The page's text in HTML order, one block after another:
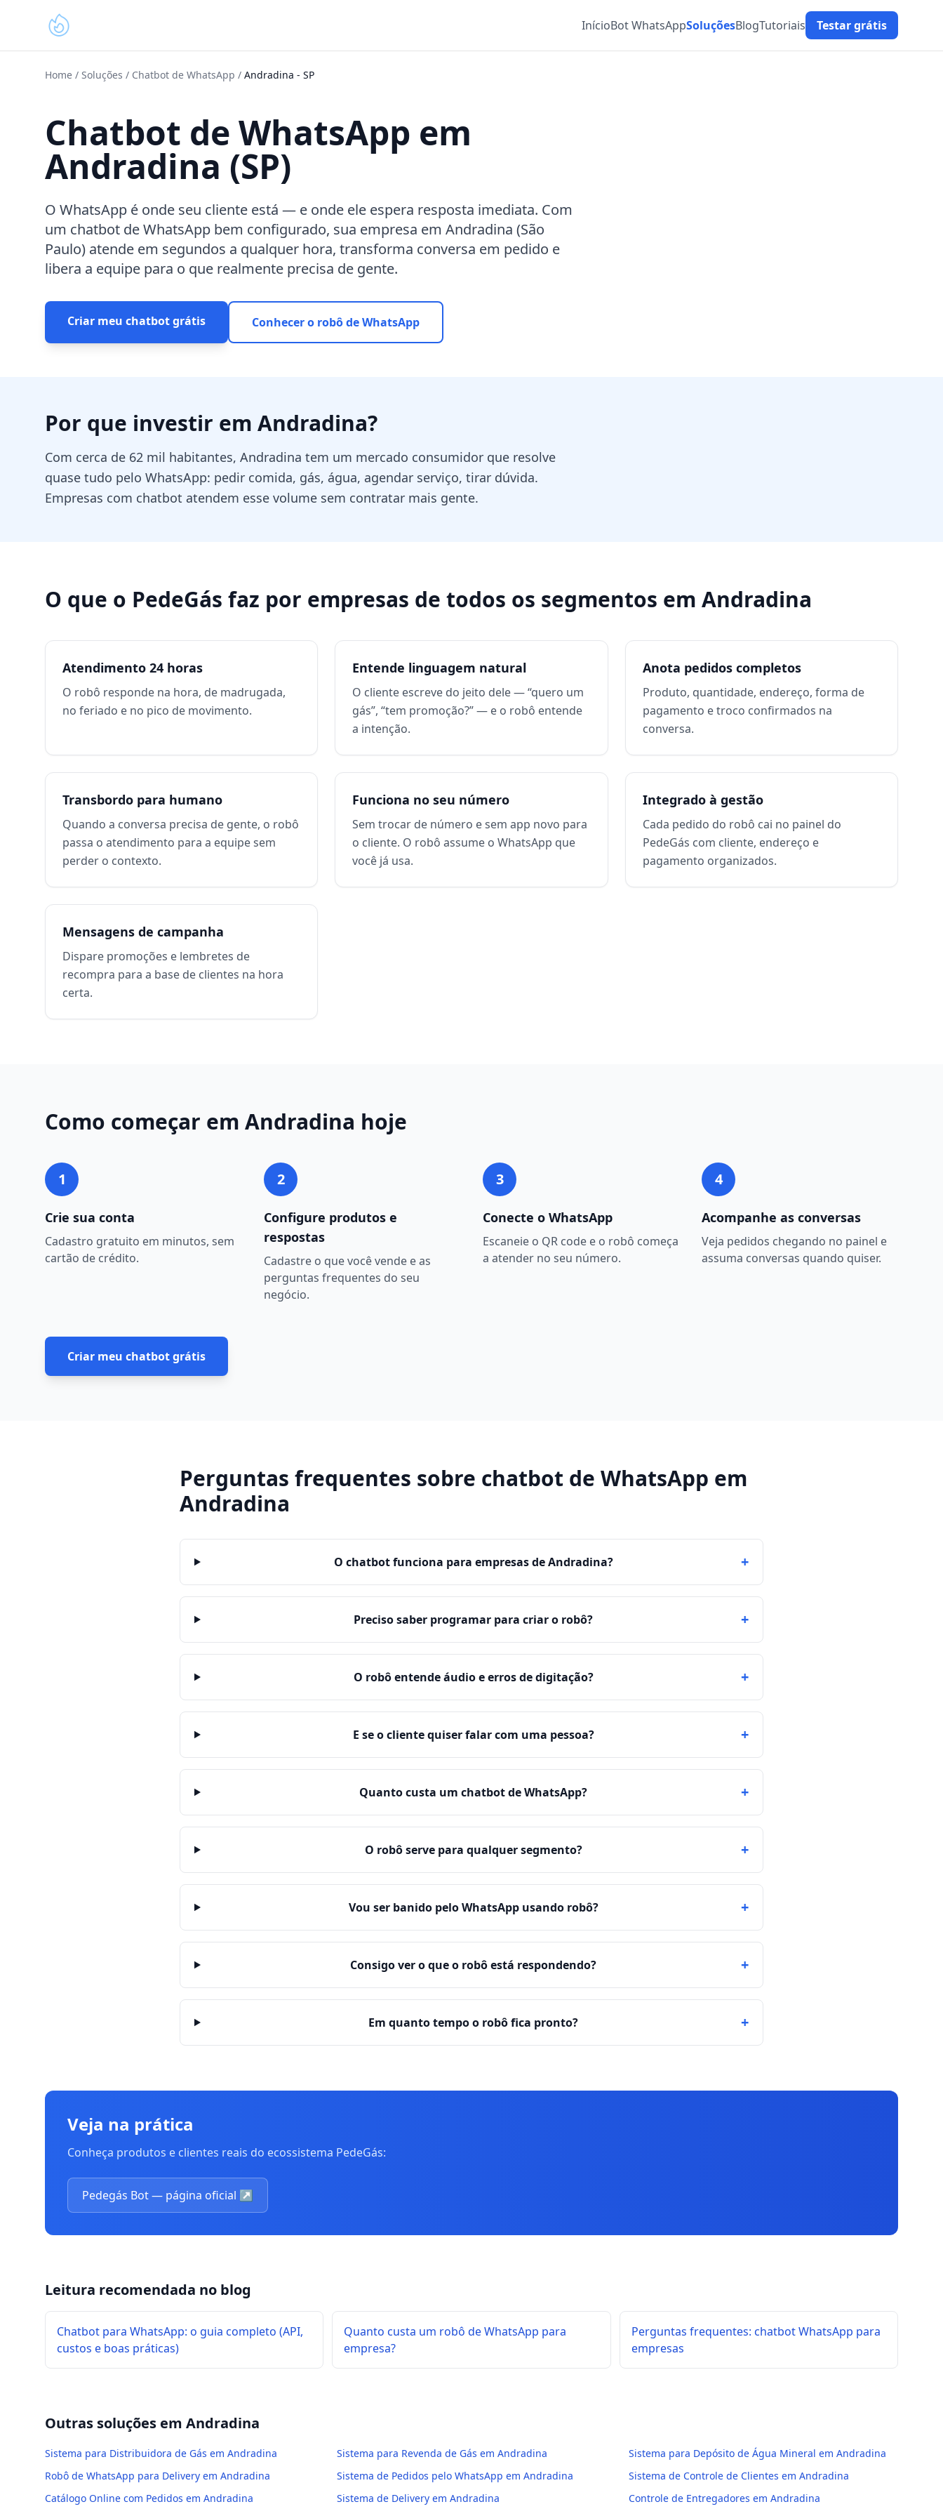
InícioBot WhatsAppSoluçõesBlogTutoriais Testar grátis
Home / Soluções / Chatbot de WhatsApp / Andradina - SP
Chatbot de WhatsApp em
Andradina (SP)
O WhatsApp é onde seu cliente está — e onde ele espera resposta imediata. Com
um chatbot de WhatsApp bem configurado, sua empresa em Andradina (São
Paulo) atende em segundos a qualquer hora, transforma conversa em pedido e
libera a equipe para o que realmente precisa de gente.
Criar meu chatbot grátis Conhecer o robô de WhatsApp
Por que investir em Andradina?
Com cerca de 62 mil habitantes, Andradina tem um mercado consumidor que resolve
quase tudo pelo WhatsApp: pedir comida, gás, água, agendar serviço, tirar dúvida.
Empresas com chatbot atendem esse volume sem contratar mais gente.
O que o PedeGás faz por empresas de todos os segmentos em Andradina
Atendimento 24 horas
O robô responde na hora, de madrugada,
no feriado e no pico de movimento.
Entende linguagem natural
O cliente escreve do jeito dele — “quero um
gás”, “tem promoção?” — e o robô entende
a intenção.
Anota pedidos completos
Produto, quantidade, endereço, forma de
pagamento e troco confirmados na
conversa.
Transbordo para humano
Quando a conversa precisa de gente, o robô
passa o atendimento para a equipe sem
perder o contexto.
Funciona no seu número
Sem trocar de número e sem app novo para
o cliente. O robô assume o WhatsApp que
você já usa.
Integrado à gestão
Cada pedido do robô cai no painel do
PedeGás com cliente, endereço e
pagamento organizados.
Mensagens de campanha
Dispare promoções e lembretes de
recompra para a base de clientes na hora
certa.
Como começar em Andradina hoje
1
Crie sua conta
Cadastro gratuito em minutos, sem
cartão de crédito.
2
Configure produtos e
respostas
Cadastre o que você vende e as
perguntas frequentes do seu
negócio.
3
Conecte o WhatsApp
Escaneie o QR code e o robô começa
a atender no seu número.
4
Acompanhe as conversas
Veja pedidos chegando no painel e
assuma conversas quando quiser.
Criar meu chatbot grátis
Perguntas frequentes sobre chatbot de WhatsApp em
Andradina
O chatbot funciona para empresas de Andradina? +
Preciso saber programar para criar o robô? +
O robô entende áudio e erros de digitação? +
E se o cliente quiser falar com uma pessoa? +
Quanto custa um chatbot de WhatsApp? +
O robô serve para qualquer segmento? +
Vou ser banido pelo WhatsApp usando robô? +
Consigo ver o que o robô está respondendo? +
Em quanto tempo o robô fica pronto? +
Veja na prática
Conheça produtos e clientes reais do ecossistema PedeGás:
Pedegás Bot — página oficial ↗
Leitura recomendada no blog
Chatbot para WhatsApp: o guia completo (API,
custos e boas práticas)
Quanto custa um robô de WhatsApp para
empresa?
Perguntas frequentes: chatbot WhatsApp para
empresas
Outras soluções em Andradina
Sistema para Distribuidora de Gás em Andradina Sistema para Revenda de Gás em Andradina
Sistema para Depósito de Água Mineral em Andradina
Robô de WhatsApp para Delivery em Andradina
Sistema de Pedidos pelo WhatsApp em Andradina
Sistema de Controle de Clientes em Andradina
Catálogo Online com Pedidos em Andradina
Sistema de Delivery em Andradina
Controle de Entregadores em Andradina